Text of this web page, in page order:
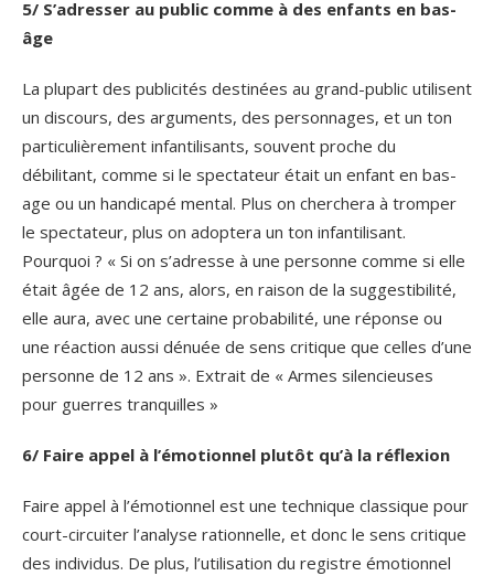
5/ S’adresser au public comme à des enfants en bas-
âge
La plupart des publicités destinées au grand-public utilisent
un discours, des arguments, des personnages, et un ton
particulièrement infantilisants, souvent proche du
débilitant, comme si le spectateur était un enfant en bas-
age ou un handicapé mental. Plus on cherchera à tromper
le spectateur, plus on adoptera un ton infantilisant.
Pourquoi ? « Si on s’adresse à une personne comme si elle
était âgée de 12 ans, alors, en raison de la suggestibilité,
elle aura, avec une certaine probabilité, une réponse ou
une réaction aussi dénuée de sens critique que celles d’une
personne de 12 ans ». Extrait de « Armes silencieuses
pour guerres tranquilles »
6/ Faire appel à l’émotionnel plutôt qu’à la réflexion
Faire appel à l’émotionnel est une technique classique pour
court-circuiter l’analyse rationnelle, et donc le sens critique
des individus. De plus, l’utilisation du registre émotionnel